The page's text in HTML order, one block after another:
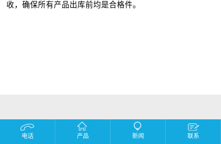
收，确保所有产品出库前均是合格件。
电话 产品 新闻 联系